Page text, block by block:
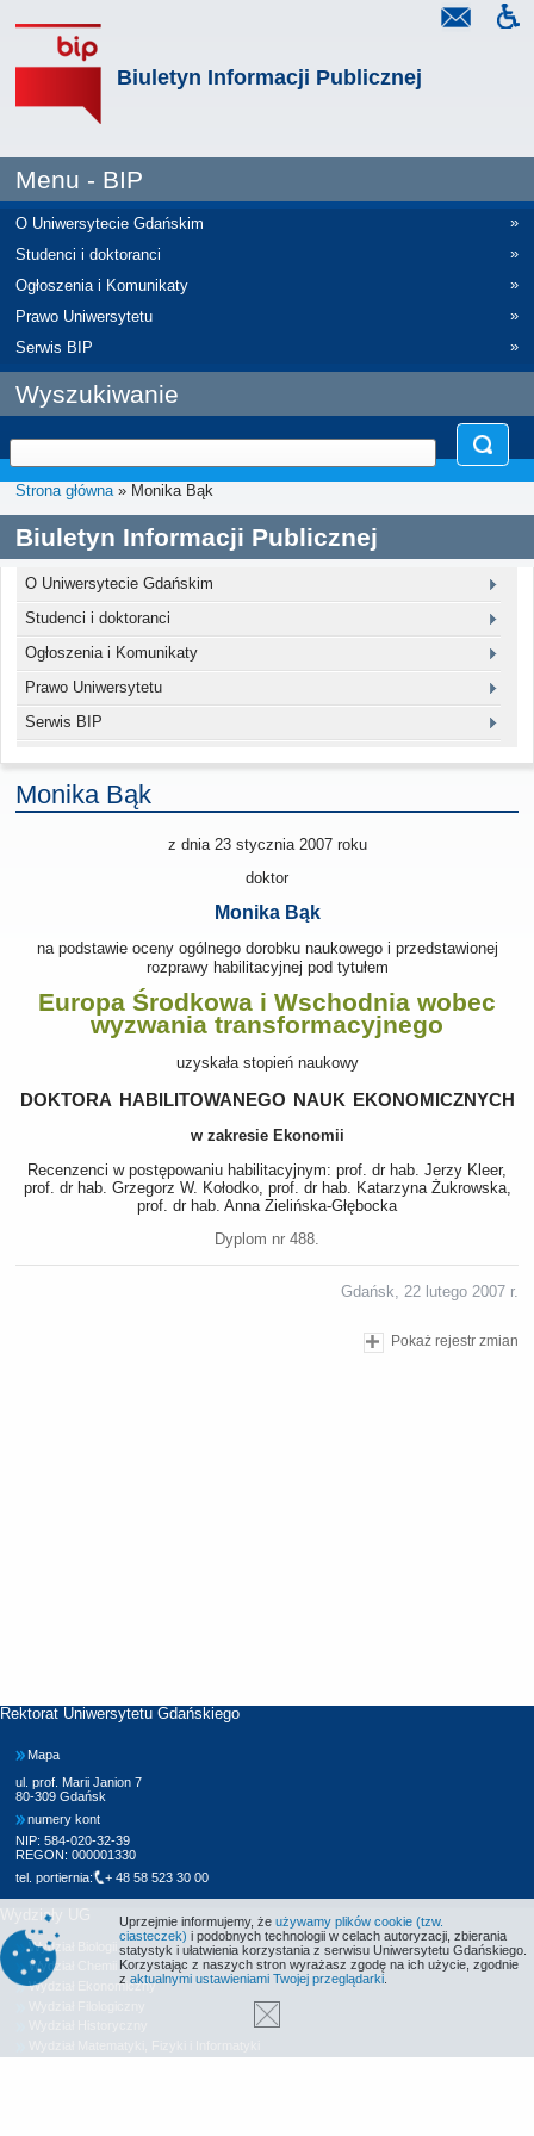
Biuletyn Informacji Publicznej
Menu - BIP
O Uniwersytecie Gdańskim
»
Studenci i doktoranci
»
Ogłoszenia i Komunikaty
»
Prawo Uniwersytetu
»
Serwis BIP
»
Wyszukiwanie
Strona główna» Monika Bąk
Biuletyn Informacji Publicznej
O Uniwersytecie Gdańskim
Studenci i doktoranci
Ogłoszenia i Komunikaty
Prawo Uniwersytetu
Serwis BIP
Monika Bąk
z dnia 23 stycznia 2007roku
doktor
Monika Bąk
na podstawie oceny ogólnego dorobku naukowego i przedstawionej
rozprawy habilitacyjnej pod tytułem
Europa Środkowa i Wschodnia wobec
wyzwania transformacyjnego
uzyskała stopień naukowy
doktora habilitowanego nauk ekonomicznych
w zakresie Ekonomii
Recenzenci w postępowaniu habilitacyjnym: prof. dr hab. Jerzy Kleer,
prof. dr hab. Grzegorz W. Kołodko, prof. dr hab. Katarzyna Żukrowska,
prof. dr hab. Anna Zielińska-Głębocka
Dyplom nr 488.
Gdańsk, 22 lutego 2007 r.
Pokaż rejestr zmian
Rektorat Uniwersytetu Gdańskiego
Mapa
ul. prof. Marii Janion 7
80-309 Gdańsk
numery kont
NIP: 584-020-32-39
REGON: 000001330
tel. portiernia:
+ 48 58 523 30 00
Wydziały UG
Wydział Biologii
Wydział Chemii
Wydział Ekonomiczny
Uprzejmie informujemy, że używamy plików cookie (tzw.
ciasteczek) i podobnych technologii w celach autoryzacji, zbierania
statystyk i ułatwienia korzystania z serwisu Uniwersytetu Gdańskiego.
Korzystając z naszych stron wyrażasz zgodę na ich użycie, zgodnie
z aktualnymi ustawieniami Twojej przeglądarki